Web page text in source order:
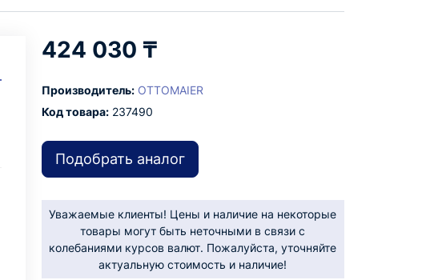
424 030 ₸
Производитель: OTTOMAIER
Код товара:237490
Подобрать аналог
Уважаемые клиенты! Цены и наличие на некоторые
товары могут быть неточными в связи с
колебаниями курсов валют. Пожалуйста, уточняйте
актуальную стоимость и наличие!